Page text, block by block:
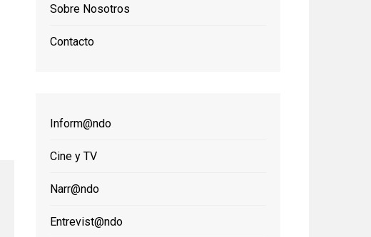
Sobre Nosotros
Contacto
Inform@ndo
Cine y TV
Narr@ndo
Entrevist@ndo